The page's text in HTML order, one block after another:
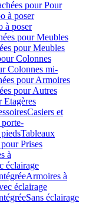
pour Pour
à poser
à poser
pour Meubles
pour Meubles
Colonnes
Colonnes mi-
pour Armoires
pour Autres
Etagères
Casiers et
porte-
Tableaux
Prises
à
éclairage
Armoires à
éclairage
Sans éclairage